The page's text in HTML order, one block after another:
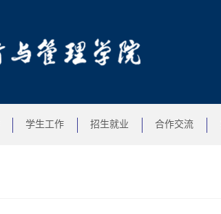
学生工作 招生就业 合作交流